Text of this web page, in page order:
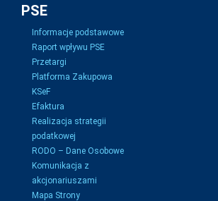
PSE
Informacje podstawowe
Raport wpływu PSE
Przetargi
Platforma Zakupowa
KSeF
Efaktura
Realizacja strategii
podatkowej
RODO – Dane Osobowe
Komunikacja z
akcjonariuszami
Mapa Strony